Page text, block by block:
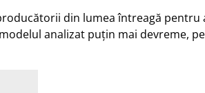
din lumea întreagă
analizat puțin mai devreme,